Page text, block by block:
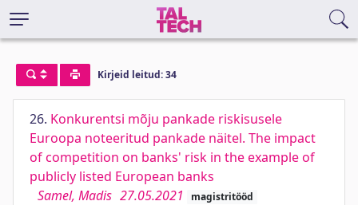
Kirjeid leitud: 34
26. Konkurentsi mõju pankade riskisusele
Euroopa noteeritud pankade näitel. The impact
of competition on banks' risk in the example of
publicly listed European banks
Samel, Madis 27.05.2021 magistritööd